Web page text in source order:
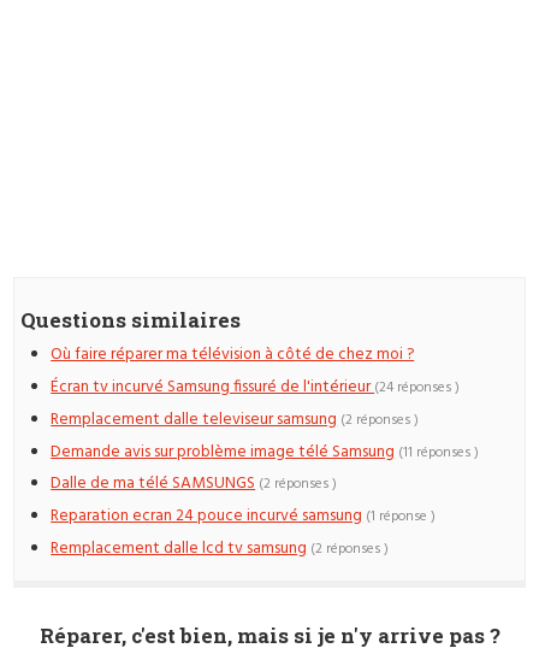
Questions similaires
Où faire réparer ma télévision à côté de chez moi ?
Écran tv incurvé Samsung fissuré de l'intérieur(24 réponses )
Remplacement dalle televiseur samsung (2 réponses )
Demande avis sur problème image télé Samsung (11 réponses )
Dalle de ma télé SAMSUNGS (2 réponses )
Reparation ecran 24 pouce incurvé samsung (1 réponse )
Remplacement dalle lcd tv samsung (2 réponses )
Réparer, c'est bien, mais si je n'y arrive pas ?